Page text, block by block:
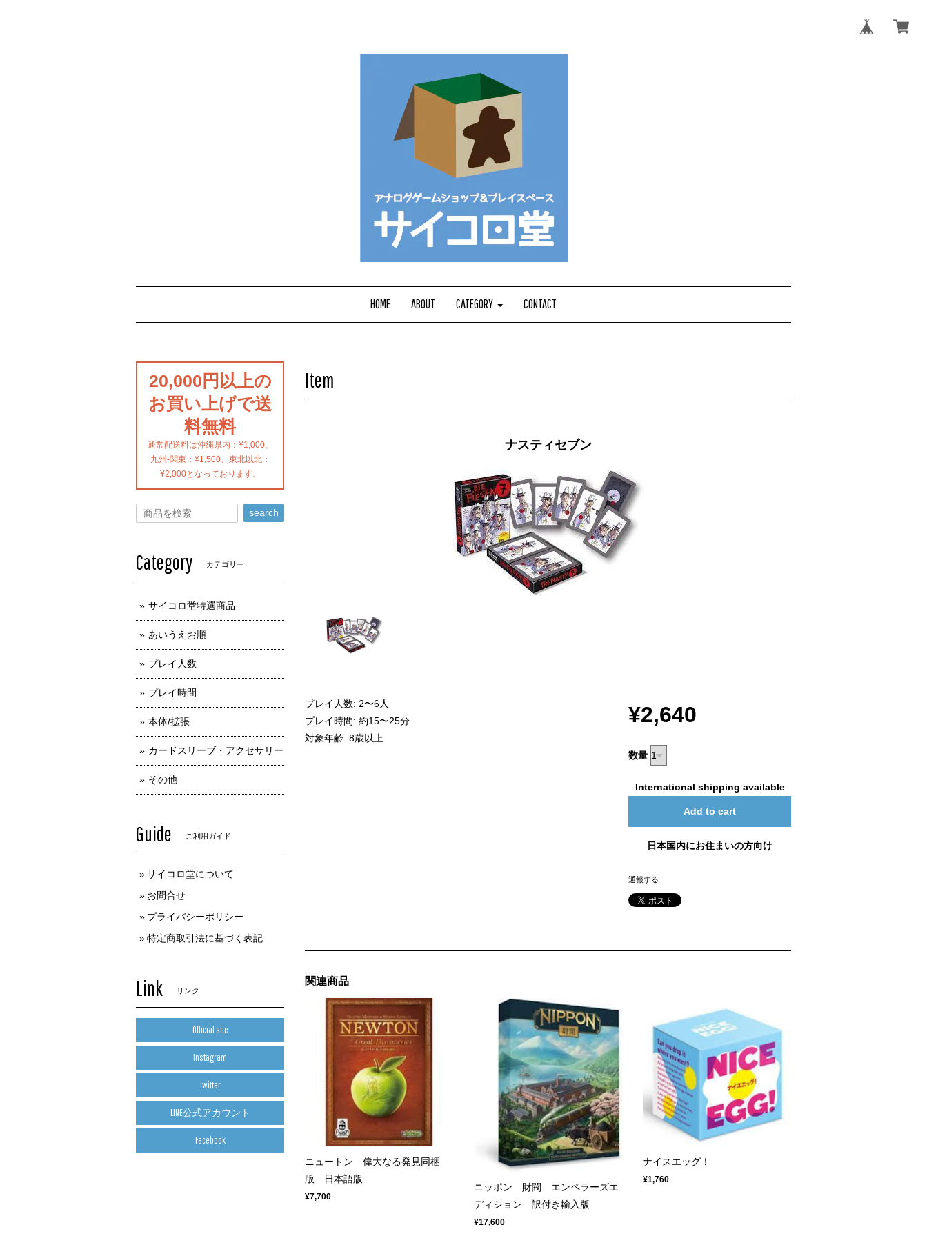
HOME ABOUT CATEGORY CONTACT
Item
ナスティセブン
プレイ人数: 2〜6人
プレイ時間: 約15〜25分
対象年齢: 8歳以上
¥2,640
数量
International shipping available
Add to cart
日本国内にお住まいの方向け
通報する
関連商品
ニュートン 偉大なる発見同梱
版 日本語版
¥7,700
ニッポン 財閥 エンペラーズエ
ディション 訳付き輸入版
¥17,600
ナイスエッグ！
¥1,760
20,000円以上の
お買い上げで送
料無料
通常配送料は沖縄県内：¥1,000、
九州-関東：¥1,500、東北以北：
¥2,000となっております。
search
Category カテゴリー
サイコロ堂特選商品
あいうえお順
プレイ人数
プレイ時間
本体/拡張
カードスリーブ・アクセサリー
その他
Guide ご利用ガイド
サイコロ堂について
お問合せ
プライバシーポリシー
特定商取引法に基づく表記
Link リンク
Official site
Instagram
Twitter
LINE公式アカウント
Facebook